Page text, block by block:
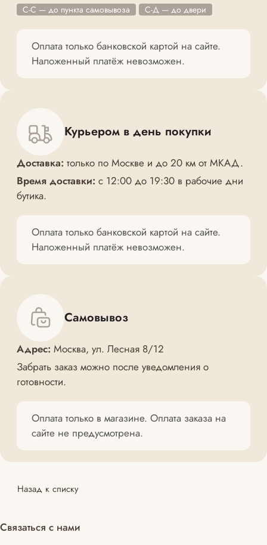
С-С — до пункта самовывоза С-Д — до двери
Оплата только банковской картой на сайте.
Наложенный платёж невозможен.
Курьером в день покупки
Доставка: только по Москве и до 20 км от МКАД.
Время доставки: с 12:00 до 19:30 в рабочие дни
бутика.
Оплата только банковской картой на сайте.
Наложенный платёж невозможен.
Самовывоз
Адрес: Москва, ул. Лесная 8/12
Забрать заказ можно после уведомления о
готовности.
Оплата только в магазине. Оплата заказа на
сайте не предусмотрена.
Назад к списку
Связаться с нами